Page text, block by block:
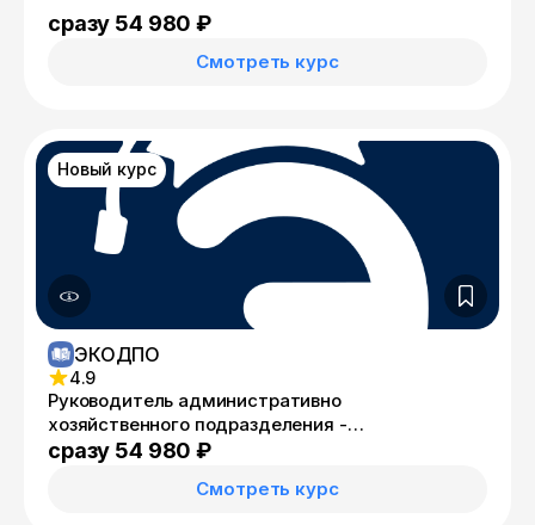
сразу 54 980 ₽
Смотреть курс
Новый курс
ЭКОДПО
4.9
Руководитель административно
хозяйственного подразделения -
переподготовка
сразу 54 980 ₽
Смотреть курс